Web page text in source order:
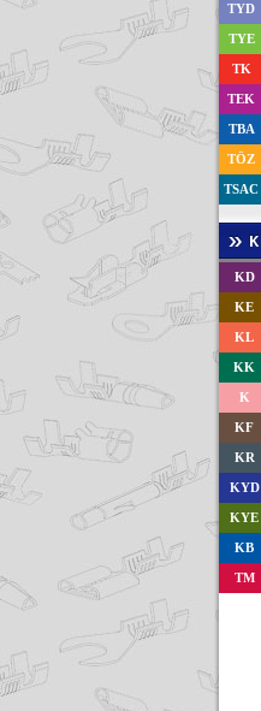
TYD
TYE
TK
TEK
TBA
TÖZ
TSAC
KD
KE
KL
KK
K
KF
KR
KYD
KYE
KB
TM